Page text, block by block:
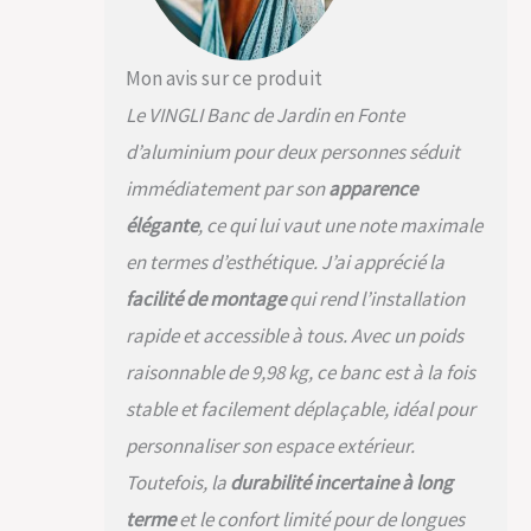
sur votre jardin,
porche, chemin, ce
qui peut favoriser un
espace accueillant et
libéral pour vous
profiter du café ou
de réserver du
temps avec vos amis
Aluminium antirouille :
le tube en aluminium
siège et l'accoudoir
de la chaise. La
surface peinte
résistante aux
intempéries lui
au soleil, à la pluie et
à la neige Banc
Mon avis sur ce produit
Le VINGLI Banc de Jardin en Fonte
d’aluminium pour deux personnes séduit
immédiatement par sonapparence
élégante, ce qui lui vaut une note maximale
en termes d’esthétique. J’ai apprécié la
facilité de montagequi rend l’installation
rapide et accessible à tous. Avec un poids
raisonnable de 9,98 kg, ce banc est à la fois
stable et facilement déplaçable, idéal pour
personnaliser son espace extérieur.
Toutefois, ladurabilité incertaine à long
termeet le confort limité pour de longues